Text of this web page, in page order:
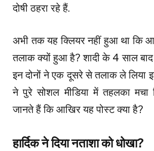
दोषी ठहरा रहे हैं.
अभी तक यह क्लियर नहीं हुआ था कि
तलाक क्यों हुआ है? शादी के 4 साल
इन दोनों ने एक दूसरे से तलाक ले लिया
ने पुरे सोशल मीडिया में तहलका मचा
जानते हैं कि आखिर यह पोस्ट क्या है?
हार्दिक ने दिया नताशा को धोखा?